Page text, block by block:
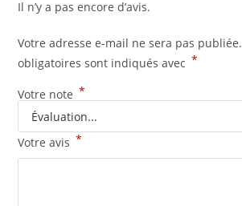
Il n’y a pas encore d’avis.
Votre adresse e-mail ne sera pas publiée.
obligatoires sont indiqués avec *
Votre note *
Votre avis *